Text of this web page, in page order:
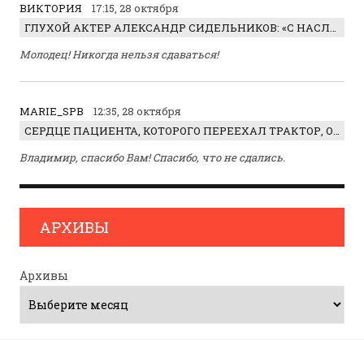
ВИКТОРИЯ
17:15, 28 октября
ГЛУХОЙ АКТЕР АЛЕКСАНДР СИДЕЛЬНИКОВ: «С НАСЛАЖДЕНИЕМ ИГРАЛ ОТРИЦАТЕЛЬНОГО ГЕРОЯ!»
Молодец! Никогда нельзя сдаваться!
MARIE_SPB
12:35, 28 октября
СЕРДЦЕ ПАЦИЕНТА, КОТОРОГО ПЕРЕЕХАЛ ТРАКТОР, ОБНАРУЖИЛИ… В ЖИВОТЕ
Владимир, спасибо Вам! Спасибо, что не сдались.
АРХИВЫ
Архивы